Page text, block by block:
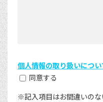
個人情報の取り扱いについ
同意する
※記入項目はお間違いの